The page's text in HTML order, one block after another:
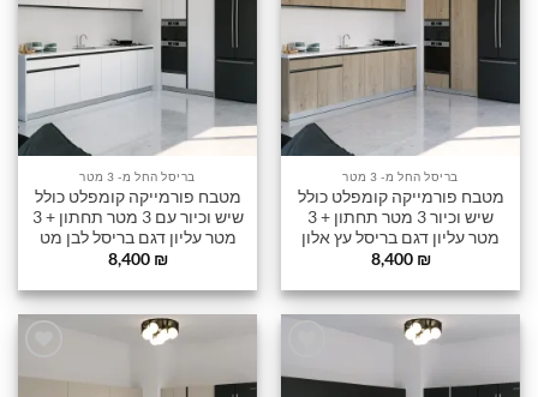
שלי
בריסל החל מ- 3 מטר
מטבח פורמייקה קומפלט כולל
שיש וכיור 3 מטר תחתון + 3
מטר עליון דגם בריסל עץ אלון
8,400 ₪
שלי
בריסל החל מ- 3 מטר
מטבח פורמייקה קומפלט כולל
שיש וכיור עם 3 מטר תחתון + 3
מטר עליון דגם בריסל לבן מט
8,400 ₪
הוסף